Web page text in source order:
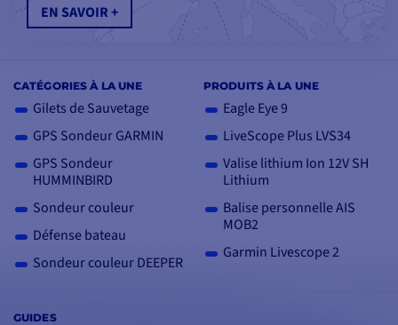
CATÉGORIES À LA UNE
Gilets de Sauvetage
GPS Sondeur GARMIN
GPS Sondeur
HUMMINBIRD
Sondeur couleur
Défense bateau
Sondeur couleur DEEPER
PRODUITS À LA UNE
Eagle Eye 9
LiveScope Plus LVS34
Valise lithium Ion 12V SH
Lithium
Balise personnelle AIS
MOB2
Garmin Livescope 2
GUIDES
EN SAVOIR +